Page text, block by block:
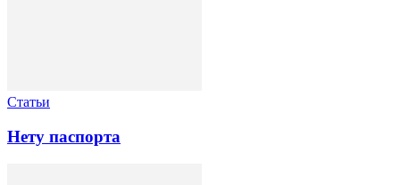
Статьи
Нету паспорта